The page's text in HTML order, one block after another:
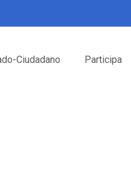
Ciudadano Participa